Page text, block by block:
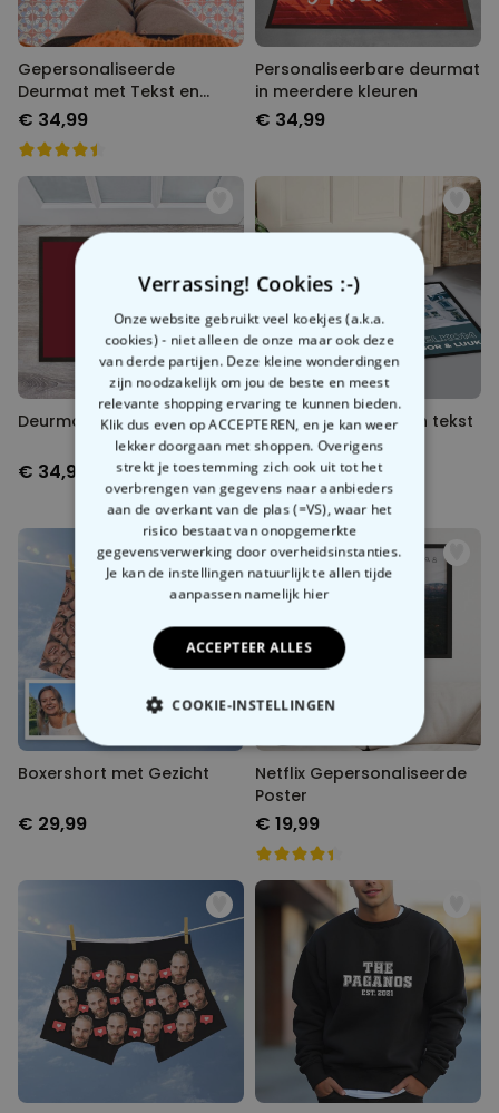
Gepersonaliseerde
Deurmat met Tekst en
Naam
€ 34,99
Personaliseerbare deurmat
in meerdere kleuren
€ 34,99
Deurmat 9 3/4
€ 34,99
Deurmat met foto en tekst
€ 34,99
Boxershort met Gezicht
€ 29,99
Netflix Gepersonaliseerde
Poster
€ 19,99
Verrassing! Cookies :-)
Onze website gebruikt veel koekjes (a.k.a.
cookies) - niet alleen de onze maar ook deze
van derde partijen. Deze kleine wonderdingen
zijn noodzakelijk om jou de beste en meest
relevante shopping ervaring te kunnen bieden.
Klik dus even op ACCEPTEREN, en je kan weer
lekker doorgaan met shoppen. Overigens
strekt je toestemming zich ook uit tot het
overbrengen van gegevens naar aanbieders
aan de overkant van de plas (=VS), waar het
risico bestaat van onopgemerkte
gegevensverwerking door overheidsinstanties.
Je kan de instellingen natuurlijk te allen tijde
aanpassen namelijk hier
ACCEPTEER ALLES
COOKIE-INSTELLINGEN
NOODZAKELIJK
PERFORMANCE
OVERIGE